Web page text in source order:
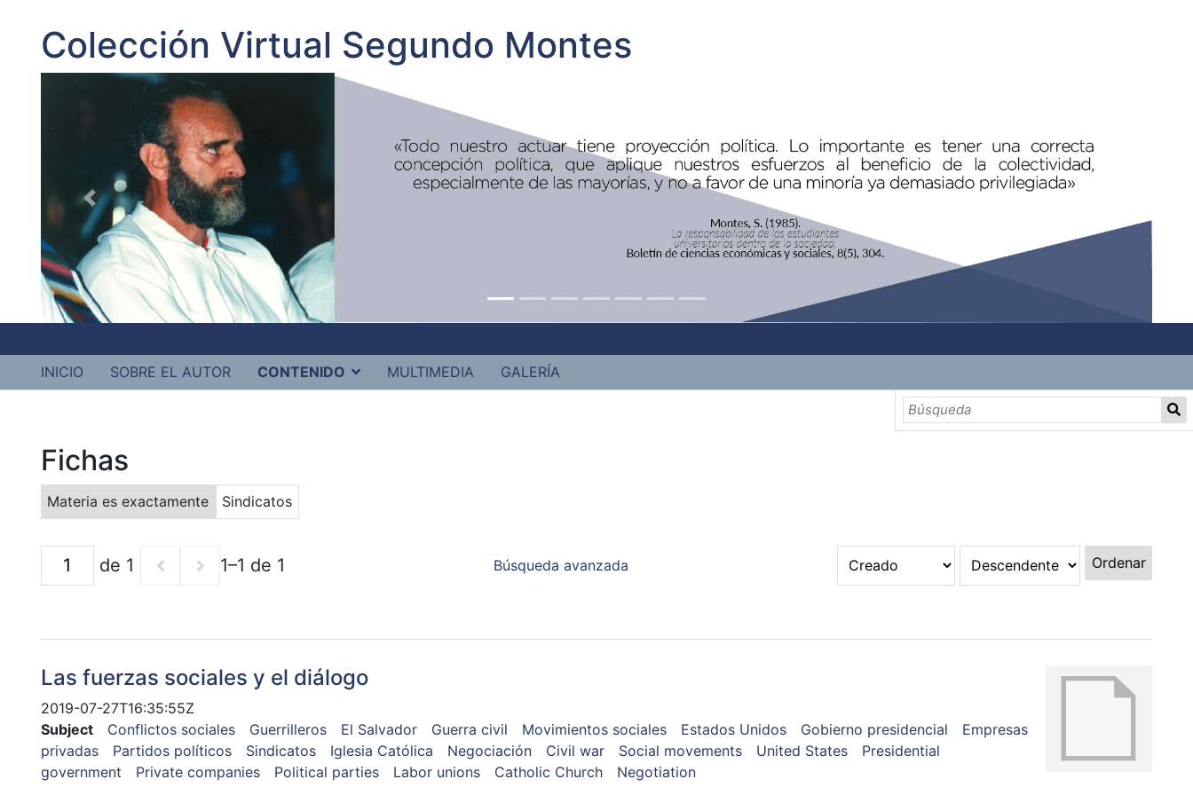
Colección Virtual Segundo Montes
INICIO SOBRE EL AUTOR CONTENIDO MULTIMEDIA GALERÍA
Fichas
Materia es exactamente Sindicatos
de 1 1–1 de 1 Búsqueda avanzada Ordenar
Las fuerzas sociales y el diálogo
2019-07-27T16:35:55Z
Subject
Conflictos sociales Guerrilleros El Salvador Guerra civil Movimientos sociales Estados Unidos Gobierno presidencial
Empresas
privadas
Partidos políticos Sindicatos Iglesia Católica Negociación Civil war Social movements United States
Presidential
government
Private companies Political parties Labor unions Catholic Church Negotiation